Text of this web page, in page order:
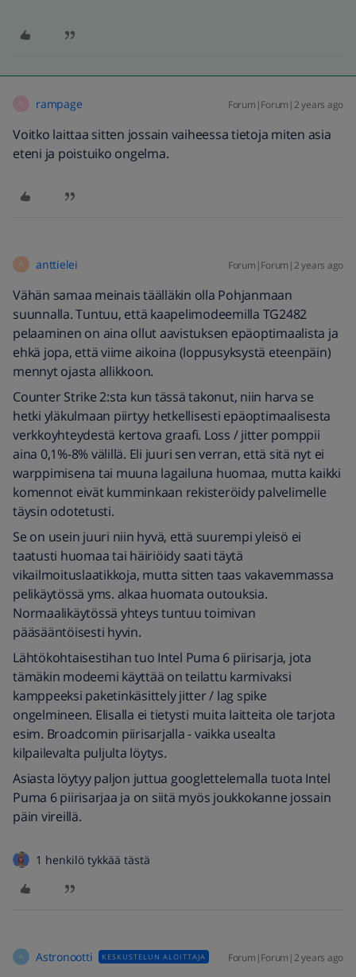
rampage Forum|Forum|2 years ago
Voitko laittaa sitten jossain vaiheessa tietoja miten asia
eteni ja poistuiko ongelma.
A anttielei Forum|Forum|2 years ago
Vähän samaa meinais täälläkin olla Pohjanmaan
suunnalla. Tuntuu, että kaapelimodeemilla TG2482
pelaaminen on aina ollut aavistuksen epäoptimaalista ja
ehkä jopa, että viime aikoina (loppusyksystä eteenpäin)
mennyt ojasta allikkoon.
Counter Strike 2:sta kun tässä takonut, niin harva se
hetki yläkulmaan piirtyy hetkellisesti epäoptimaalisesta
verkkoyhteydestä kertova graafi. Loss / jitter pomppii
aina 0,1%-8% välillä. Eli juuri sen verran, että sitä nyt ei
warppimisena tai muuna lagailuna huomaa, mutta kaikki
komennot eivät kumminkaan rekisteröidy palvelimelle
täysin odotetusti.
Se on usein juuri niin hyvä, että suurempi yleisö ei
taatusti huomaa tai häiriöidy saati täytä
vikailmoituslaatikkoja, mutta sitten taas vakavemmassa
pelikäytössä yms. alkaa huomata outouksia.
Normaalikäytössä yhteys tuntuu toimivan
pääsääntöisesti hyvin.
Lähtökohtaisestihan tuo Intel Puma 6 piirisarja, jota
tämäkin modeemi käyttää on teilattu karmivaksi
kamppeeksi paketinkäsittely jitter / lag spike
ongelmineen. Elisalla ei tietysti muita laitteita ole tarjota
esim. Broadcomin piirisarjalla - vaikka usealta
kilpailevalta puljulta löytys.
Asiasta löytyy paljon juttua googlettelemalla tuota Intel
Puma 6 piirisarjaa ja on siitä myös joukkokanne jossain
päin vireillä.
1 henkilö tykkää tästä
A Astronootti KESKUSTELUN ALOITTAJA Forum|Forum|2 years ago